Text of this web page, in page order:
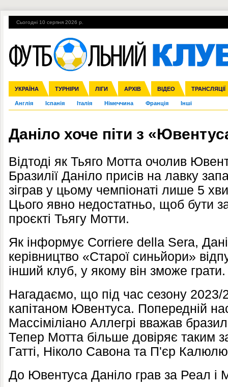
Сьогодні 10 серпня 2026 р.
УКРАЇНА ТУРНІРИ ЛІГИ АРХІВ ВІДЕО ТРАНСЛЯЦІЇ
Збірна Прем'єр-ліга Перша ліга Друга ліга Кубок України
Ліга чемпіонів Ліга Європи Міжнародні Ліга націй Ліга
Англія Іспанія Італія Німеччина Франція Інші
ЧС-2014 ЄВРО-2016 Росія Кубок конфедерацій ЧЄ-2015 (U-
Гарячі теми УПЛ, 2-й тур ВІЙНА УПЛ-ПЕРЕХОДИ
Даніло хоче піти з
Відтоді як Тьяго Мотта очолив
Бразилії Даніло присів на лавку
зіграв у цьому чемпіонаті лише 5
Цього явно недостатньо, щоб бути
проєкті Тьягу Мотти.
Як інформує Corriere della Sera,
керівництво «Старої синьйори»
інший клуб, у якому він зможе грати.
Нагадаємо, що під час сезону 2023/
капітаном Ювентуса. Попередній
Массіміліано Аллегрі вважав
Тепер Мотта більше довіряє таким
Гатті, Ніколо Савона та П'єр
До Ювентуса Даніло грав за Реал і